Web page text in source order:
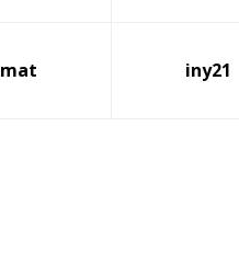
mat iny21